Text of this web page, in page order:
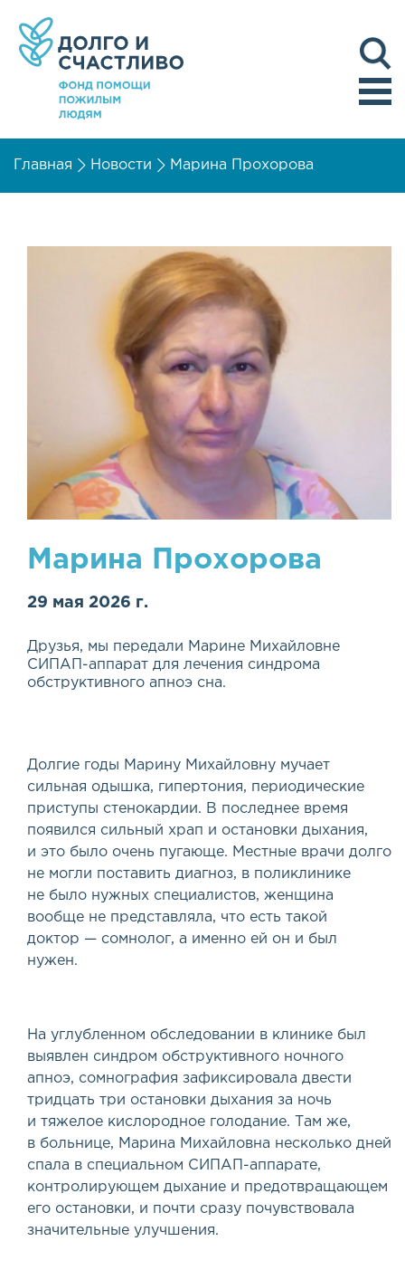
Главная Новости Марина Прохорова
Марина Прохорова
29 мая 2026 г.
Друзья, мы передали Марине Михайловне
СИПАП -аппарат для лечения синдрома
обструктивного апноэ сна.
Долгие годы Марину Михайловну мучает
сильная одышка, гипертония, периодические
приступы стенокардии. В последнее время
появился сильный храп и остановки дыхания,
и это было очень пугающе. Местные врачи долго
не могли поставить диагноз, в поликлинике
не было нужных специалистов, женщина
вообще не представляла, что есть такой
доктор — сомнолог, а именно ей он и был
нужен.
На углубленном обследовании в клинике был
выявлен синдром обструктивного ночного
апноэ, сомнография зафиксировала двести
тридцать три остановки дыхания за ночь
и тяжелое кислородное голодание. Там же,
в больнице, Марина Михайловна несколько дней
спала в специальном СИПАП -аппарате,
контролирующем дыхание и предотвращающем
его остановки, и почти сразу почувствовала
значительные улучшения.